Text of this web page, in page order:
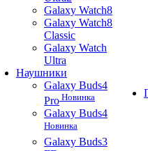
Galaxy Watch8
Galaxy Watch8
Classic
Galaxy Watch
Ultra
Наушники
Galaxy Buds4
Pro Новинка
Galaxy Buds4
Новинка
Galaxy Buds3